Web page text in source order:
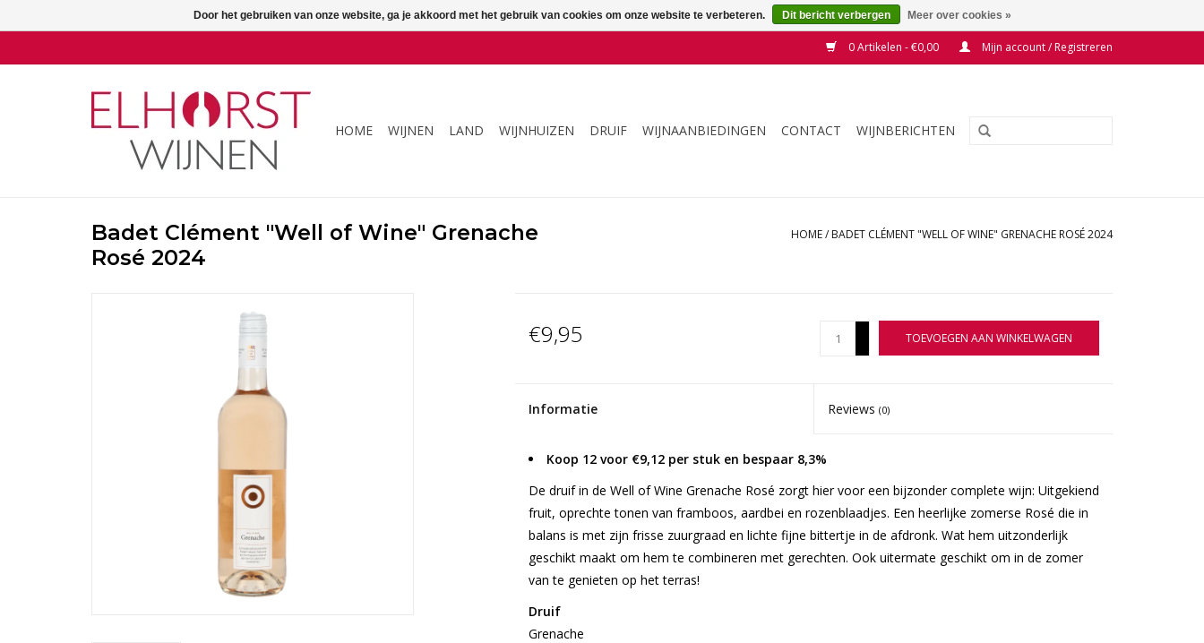
0 Artikelen - €0,00 Mijn account / Registreren
HOME WIJNEN LAND WIJNHUIZEN DRUIF WIJNAANBIEDINGEN CONTACT WIJNBERICHTEN
Badet Clément "Well of Wine" Grenache
Rosé 2024
HOME/ BADET CLÉMENT "WELL OF WINE" GRENACHE ROSÉ 2024
€9,95 TOEVOEGEN AAN WINKELWAGEN
Informatie Reviews(0)
Koop 12 voor €9,12 per stuk en bespaar 8,3%
De druif in de Well of Wine Grenache Rosé zorgt hier voor een bijzonder complete wijn: Uitgekiend
fruit, oprechte tonen van framboos, aardbei en rozenblaadjes. Een heerlijke zomerse Rosé die in
balans is met zijn frisse zuurgraad en lichte fijne bittertje in de afdronk. Wat hem uitzonderlijk
geschikt maakt om hem te combineren met gerechten. Ook uitermate geschikt om in de zomer
van te genieten op het terras!
Druif
Grenache
Door het gebruiken van onze website, ga je akkoord met het gebruik van cookies om onze website te verbeteren. Dit bericht verbergen Meer over cookies »